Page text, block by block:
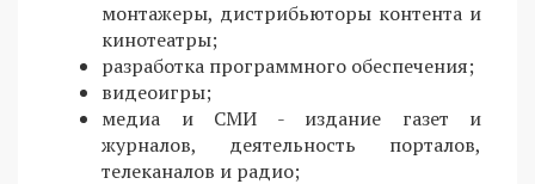
монтажеры, дистрибьюторы контента и
кинотеатры;
разработка программного обеспечения;
видеоигры;
медиа и СМИ - издание газет и
журналов, деятельность порталов,
телеканалов и радио;